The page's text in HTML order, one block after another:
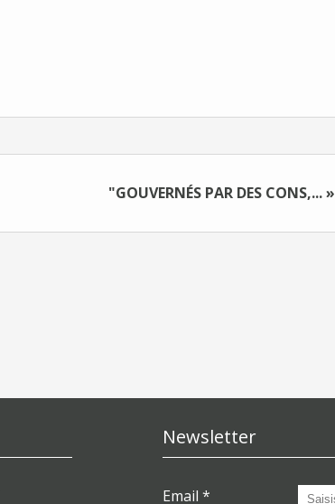
"GOUVERNÉS PAR DES CONS,... »
Newsletter
Email